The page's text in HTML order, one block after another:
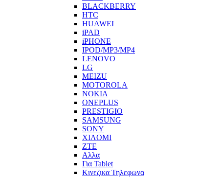
BLACKBERRY
HTC
HUAWEI
iPAD
iPHONE
IPOD/MP3/MP4
LENOVO
LG
MEIZU
MOTOROLA
NOKIA
ONEPLUS
PRESTIGIO
SAMSUNG
SONY
XIAOMI
ZTE
Αλλα
Για Tablet
Κινεζικα Τηλεφωνα